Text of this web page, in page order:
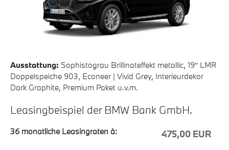
Ausstattung: Sophistograu Brillinateffekt metallic, 19″ LMR
Doppelspeiche 903, Econeer | Vivid Grey, Interieurdekor
Dark Graphite, Premium Paket u.v.m.
Leasingbeispiel der BMW Bank GmbH.
36 monatliche Leasingraten à: 475,00 EUR